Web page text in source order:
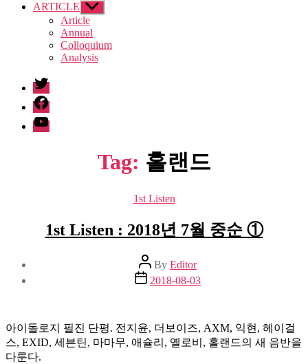
ARTICLE Show
sub
menu
Article
Annual
Colloquium
Analysis
twitter
facebook
Youtube
Tag: 홀랜드
Categories
1st Listen
1st Listen : 2018년 7월 중순 ①
Post
author
By Editor
Post
date
2018-08-03
아이돌로지 필진 단평. 전지윤, 더보이즈, AXM, 익현, 헤이걸
스, EXID, 세븐틴, 마마무, 애슐리, 옐로비, 홀랜드의 새 음반을
다룬다.